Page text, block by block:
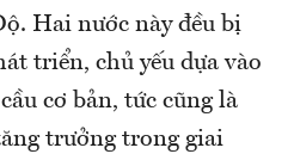
Hai nước này đều bị
triển, chủ yếu dựa vào
cơ bản, tức cũng là
trưởng trong giai